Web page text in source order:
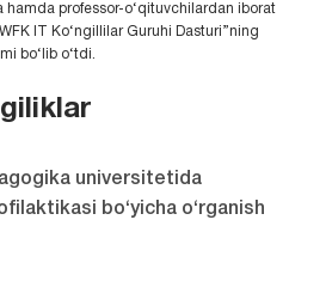
hamda professor-o‘qituvchilardan iborat
IT Ko‘ngillilar Guruhi Dasturi”ning
bo‘lib o‘tdi.
universitetida
bo‘yicha o‘rganish